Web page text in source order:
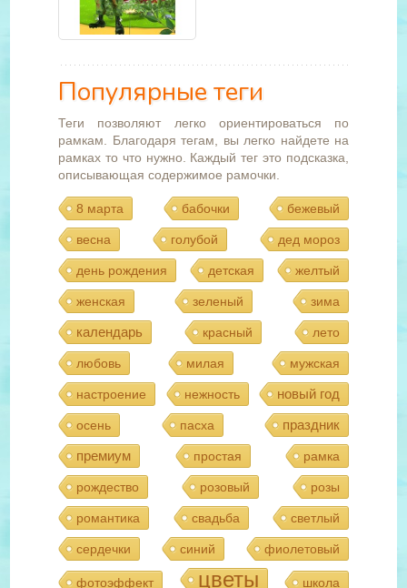
Популярные теги
Теги позволяют легко ориентироваться по
рамкам. Благодаря тегам, вы легко найдете на
рамках то что нужно. Каждый тег это подсказка,
описывающая содержимое рамочки.
8 марта бабочки бежевый
весна голубой дед мороз
день рождения детская желтый
женская зеленый зима
календарь красный лето
любовь милая мужская
настроение нежность новый год
осень пасха
праздник
премиум
простая рамка
рождество розовый розы
романтика свадьба светлый
сердечки синий фиолетовый
фотоэффект цветы школа